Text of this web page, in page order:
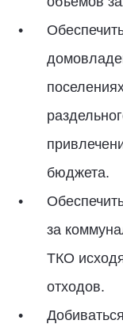
бюджета.
за
ТКО
отходов.